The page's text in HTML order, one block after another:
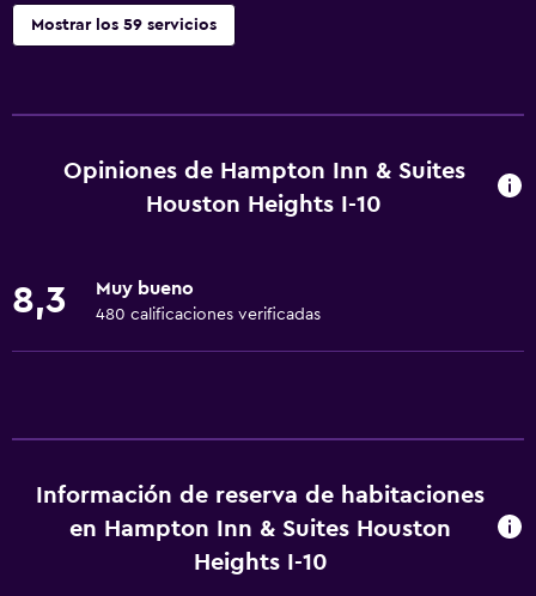
Mostrar los 59 servicios
Wifi gratis
Wifi disponible en todas las instalaciones
Alarma de humo
Calefacción
Habitaciones familiares
Zona de estar
Posibilidad de habitaciones conectadas
Opiniones de Hampton Inn & Suites
Houston Heights I-10
8,3 Muy bueno
480 calificaciones verificadas
Información de reserva de habitaciones
en Hampton Inn & Suites Houston
Heights I-10